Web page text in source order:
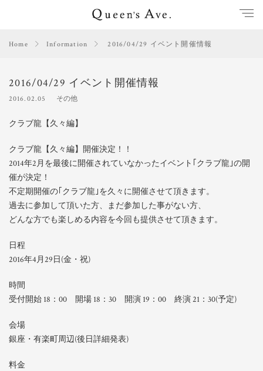
Home Information 2016/04/29 イベント開催情報
2016/04/29 イベント開催情報
2016.02.05 その他
クラブ龍【久々編】
クラブ龍【久々編】開催決定！！
2014年2月を最後に開催されていなかったイベント｢クラブ龍｣の開
催が決定！
不定期開催の｢クラブ龍｣を久々に開催させて頂きます。
過去に参加して頂いた方、まだ参加した事がない方、
どんな方でも楽しめる内容を今回も提供させて頂きます。
日程
2016年4月29日(金・祝)
時間
受付開始 18：00 開場 18：30 開演 19：00 終演 21：30(予定)
会場
銀座・有楽町周辺(後日詳細発表)
料金